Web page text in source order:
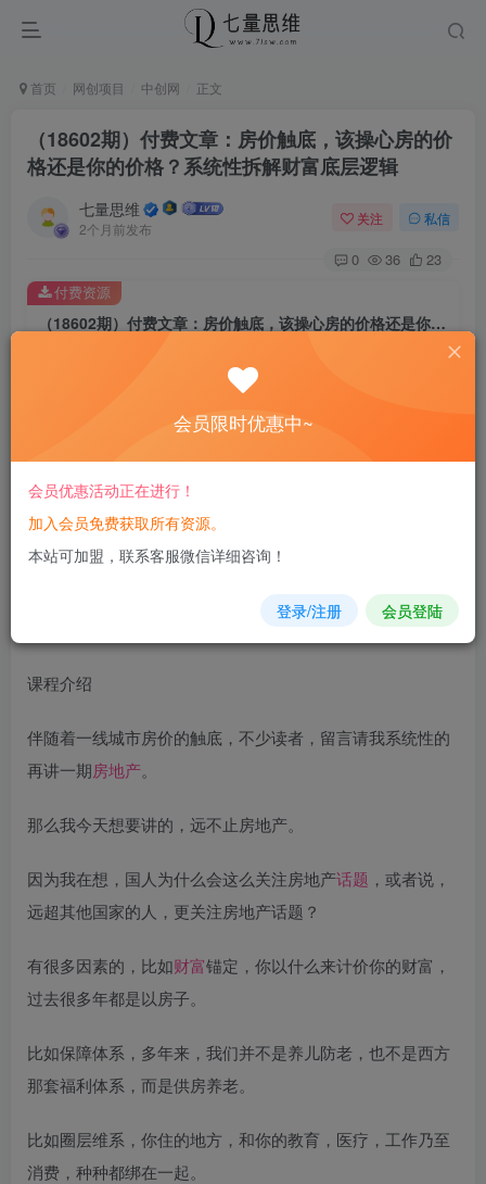
首页 网创项目 中创网 正文
（18602期）付费文章：房价触底，该操心房的价
格还是你的价格？系统性拆解财富底层逻辑
七量思维
2个月前发布
关注 私信
0 36 23
（18602期）付费文章：房价触底，该操心房的价格还是你的价格？系统性拆解财富底层逻辑
8.8
免费
您当前未登录！建议登陆后购买，可保存购买订单
付费资源
课程介绍
伴随着一线城市房价的触底，不少读者，留言请我系统性的
再讲一期房地产。
那么我今天想要讲的，远不止房地产。
因为我在想，国人为什么会这么关注房地产话题 ，或者说，
远超其他国家的人，更关注房地产话题？
有很多因素的，比如财富锚定，你以什么来计价你的财富，
过去很多年都是以房子。
比如保障体系，多年来，我们并不是养儿防老，也不是西方
那套福利体系，而是供房养老。
比如圈层维系，你住的地方，和你的教育，医疗，工作乃至
消费，种种都绑在一起。
会员限时优惠中~
会员优惠活动正在进行！
加入会员免费获取所有资源。
本站可加盟，联系客服微信详细咨询！
登录/注册 会员登陆